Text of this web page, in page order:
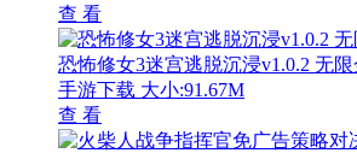
查 看
恐怖修女3迷宫逃脱沉浸v1.0.2 无限
手游下载 大小:91.67M
查 看